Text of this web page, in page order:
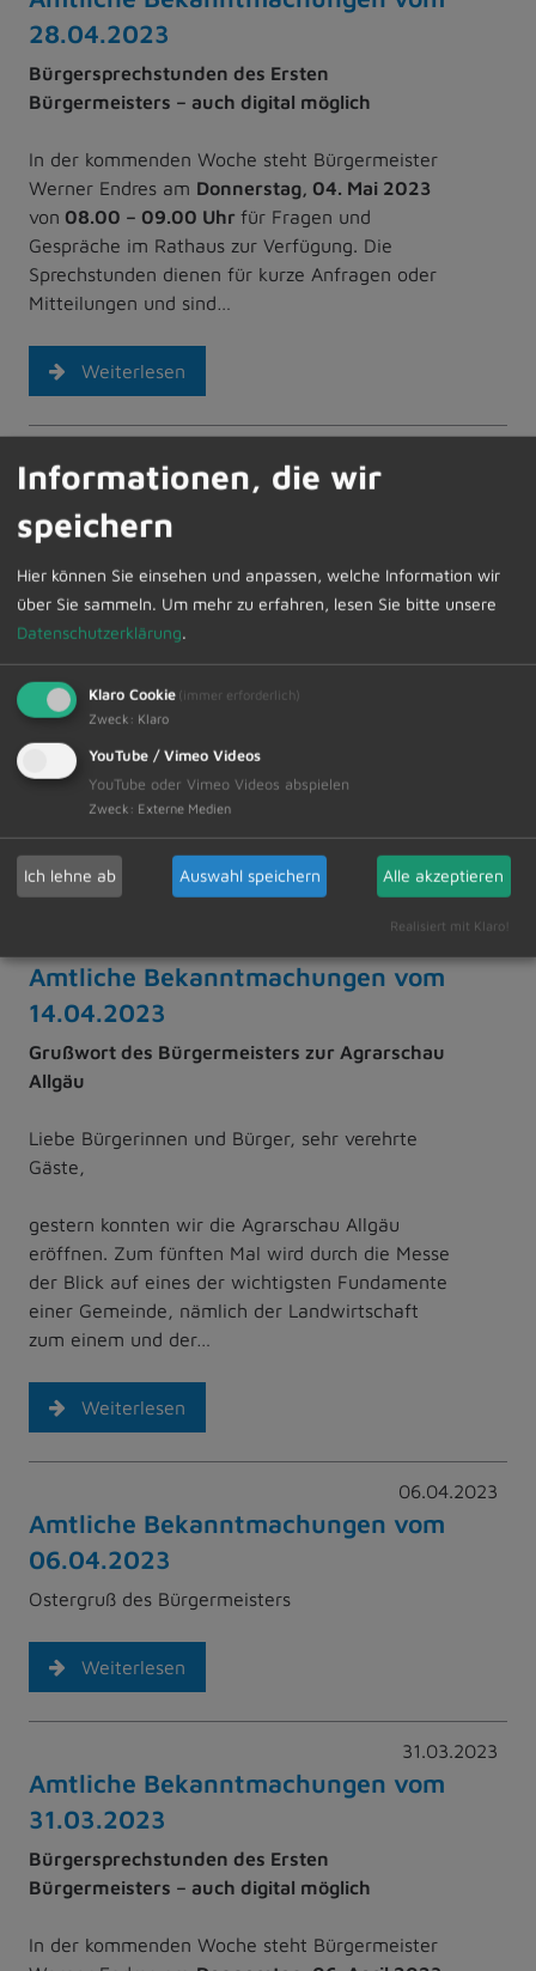
28.04.2023
Bürgersprechstunden des Ersten
Bürgermeisters – auch digital möglich
In der kommenden Woche steht Bürgermeister
Werner Endres am Donnerstag, 04. Mai 2023
von 08.00 – 09.00 Uhr für Fragen und
Gespräche im Rathaus zur Verfügung. Die
Sprechstunden dienen für kurze Anfragen oder
Mitteilungen und sind…
Weiterlesen
Amtliche Bekanntmachungen vom
21.04.2023
Bürgermeisters – auch digital möglich
In der kommenden Woche steht Bürgermeister
Werner Endres am
09.00 – 10.00 Uhr
für Fragen und Gespräche
dienen für kurze Anfragen oder Mitteilungen
und sind…
Weiterlesen
Amtliche Bekanntmachungen vom
14.04.2023
Grußwort des Bürgermeisters zur Agrarschau
Allgäu
Liebe Bürgerinnen und Bürger, sehr verehrte
Gäste,
gestern konnten wir die Agrarschau Allgäu
eröffnen. Zum fünften Mal wird durch die Messe
der Blick auf eines der wichtigsten Fundamente
einer Gemeinde, nämlich der Landwirtschaft
zum einem und der…
Weiterlesen
06.04.2023
Amtliche Bekanntmachungen vom
06.04.2023
Ostergruß des Bürgermeisters
Weiterlesen
31.03.2023
Amtliche Bekanntmachungen vom
31.03.2023
Bürgersprechstunden des Ersten
Bürgermeisters – auch digital möglich
In der kommenden Woche steht Bürgermeister
Informationen, die wir
speichern
Hier können Sie einsehen und anpassen, welche Information wir
über Sie sammeln. Um mehr zu erfahren, lesen Sie bitte unsere
Datenschutzerklärung.
Klaro Cookie (immer erforderlich)
Zweck : Klaro
YouTube / Vimeo Videos
YouTube oder Vimeo Videos abspielen
Zweck : Externe Medien
Ich lehne ab Auswahl speichern Alle akzeptieren
Realisiert mit Klaro!